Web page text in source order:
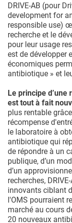
DRIVE-AB (pour
development for
responsible use)
recherche et le
pour leur usage
est de développer
économiques
antibiotique » et
Le principe d’une
est tout à fait
plus rentable
récompense
le laboratoire à
antibiotique qui
de répondre à un
publique, d’un
d’un
recherches,
innovants ciblant
l'OMS pourraient
marché au cours
20 nouveaux